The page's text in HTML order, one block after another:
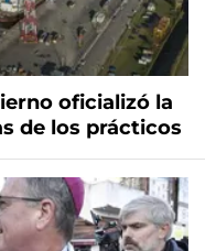
oficializó la
de los prácticos